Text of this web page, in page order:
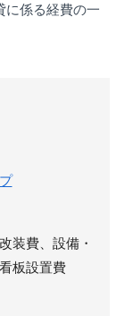
に係る経費の一
装費、設備・
板設置費